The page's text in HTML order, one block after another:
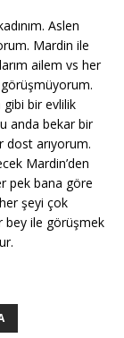
Aslen
Mardin ile
ailem vs her
bir evlilik
anda bekar bir
dost arıyorum.
Mardin’den
pek bana göre
şeyi çok
bey ile görüşmek